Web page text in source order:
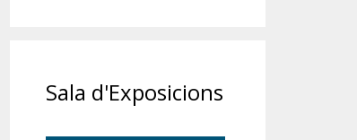
Sala d'Exposicions